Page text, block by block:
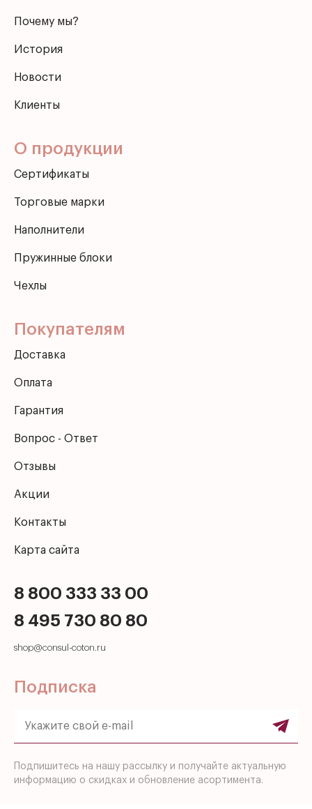
Почему мы?
История
Новости
Клиенты
О продукции
Сертификаты
Торговые марки
Наполнители
Пружинные блоки
Чехлы
Покупателям
Доставка
Оплата
Гарантия
Вопрос - Ответ
Отзывы
Акции
Контакты
Карта сайта
8 800 333 33 00
8 495 730 80 80
shop@consul-coton.ru
Подписка
Подпишитесь на нашу рассылку и получайте актуальную
информацию о скидках и обновление асортимента.